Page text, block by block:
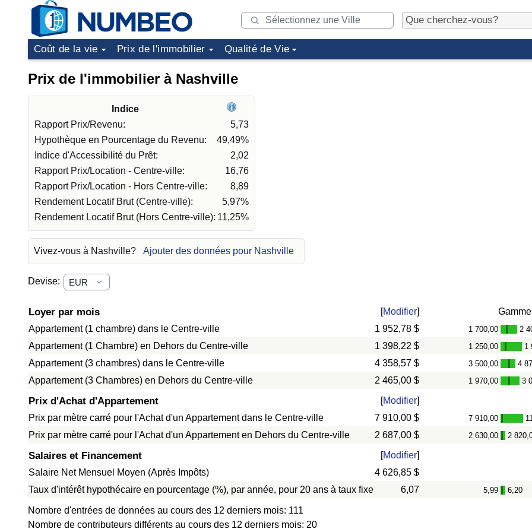
Coût de la vie Prix de l'immobilier Qualité de Vie
Prix de l'immobilier à Nashville
Indice
Rapport Prix/Revenu:
5,73
Hypothèque en Pourcentage du Revenu:
49,49%
Indice d'Accessibilité du Prêt:
2,02
Rapport Prix/Location - Centre-ville:
16,76
Rapport Prix/Location - Hors Centre-ville:
8,89
Rendement Locatif Brut (Centre-ville):
5,97%
Rendement Locatif Brut (Hors Centre-ville): 11,25%
Vivez-vous à Nashville? Ajouter des données pour Nashville
Devise:
Loyer par mois [Modifier]
Gamme
Appartement (1 chambre) dans le Centre-ville
1 952,78 $ 1 700,00 - 2
Appartement (1 Chambre) en Dehors du Centre-ville 1 398,22 $ 1 250,00 - 1
Appartement (3 chambres) dans le Centre-ville 4 358,57 $ 3 500,00 - 4
Appartement (3 Chambres) en Dehors du Centre-ville 2 465,00 $ 1 970,00 - 3
Prix d'Achat d'Appartement [Modifier]
Prix par mètre carré pour l'Achat d'un Appartement dans le Centre-ville
7 910,00 $ 7 910,00 -
Prix par mètre carré pour l'Achat d'un Appartement en Dehors du Centre-ville 2 687,00 $ 2 630,00 - 2
Salaires et Financement [Modifier]
Salaire Net Mensuel Moyen (Après Impôts)
4 626,85 $
Taux d'intérêt hypothécaire en pourcentage (%), par année, pour 20 ans à taux fixe
6,07 5,99 - 6,20
Nombre d'entrées de données au cours des 12 derniers mois: 111
Nombre de contributeurs différents au cours des 12 derniers mois: 20